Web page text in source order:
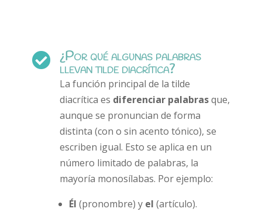
 ¿Por qué algunas palabras
llevan tilde diacrítica?
La función principal de la tilde
diacrítica es diferenciar palabrasque,
aunque se pronuncian de forma
distinta (con o sin acento tónico), se
escriben igual. Esto se aplica en un
número limitado de palabras, la
mayoría monosílabas. Por ejemplo:
Él (pronombre) y el (artículo).